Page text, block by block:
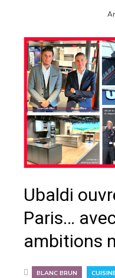
Ubaldi
Paris…
ambitions
BLANC BRUN